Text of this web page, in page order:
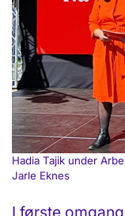
Hadia Tajik under
Jarle Eknes
I første